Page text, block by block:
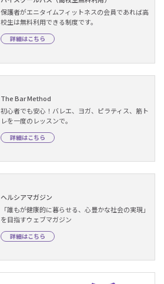
保護者がエニタイムフィットネスの会員であれば高
校生は無料利用できる制度です。
詳細はこちら
The Bar Method
初心者でも安心！バレエ、ヨガ、ピラティス、筋ト
レを一度のレッスンで。
詳細はこちら
ヘルシアマガジン
「誰もが健康的に暮らせる、心豊かな社会の実現」
を目指すウェブマガジン
詳細はこちら